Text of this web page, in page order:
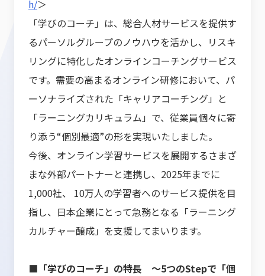
h/＞
「学びのコーチ」は、総合人材サービスを提供す
るパーソルグループのノウハウを活かし、リスキ
リングに特化したオンラインコーチングサービス
です。需要の高まるオンライン研修において、パ
ーソナライズされた「キャリアコーチング」と
「ラーニングカリキュラム」で、従業員個々に寄
り添う“個別最適”の形を実現いたしました。
今後、オンライン学習サービスを展開するさまざ
まな外部パートナーと連携し、2025年までに
1,000社、 10万人の学習者へのサービス提供を目
指し、日本企業にとって急務となる「ラーニング
カルチャー醸成」を支援してまいります。
■「学びのコーチ」の特長 ～5つのStepで「個